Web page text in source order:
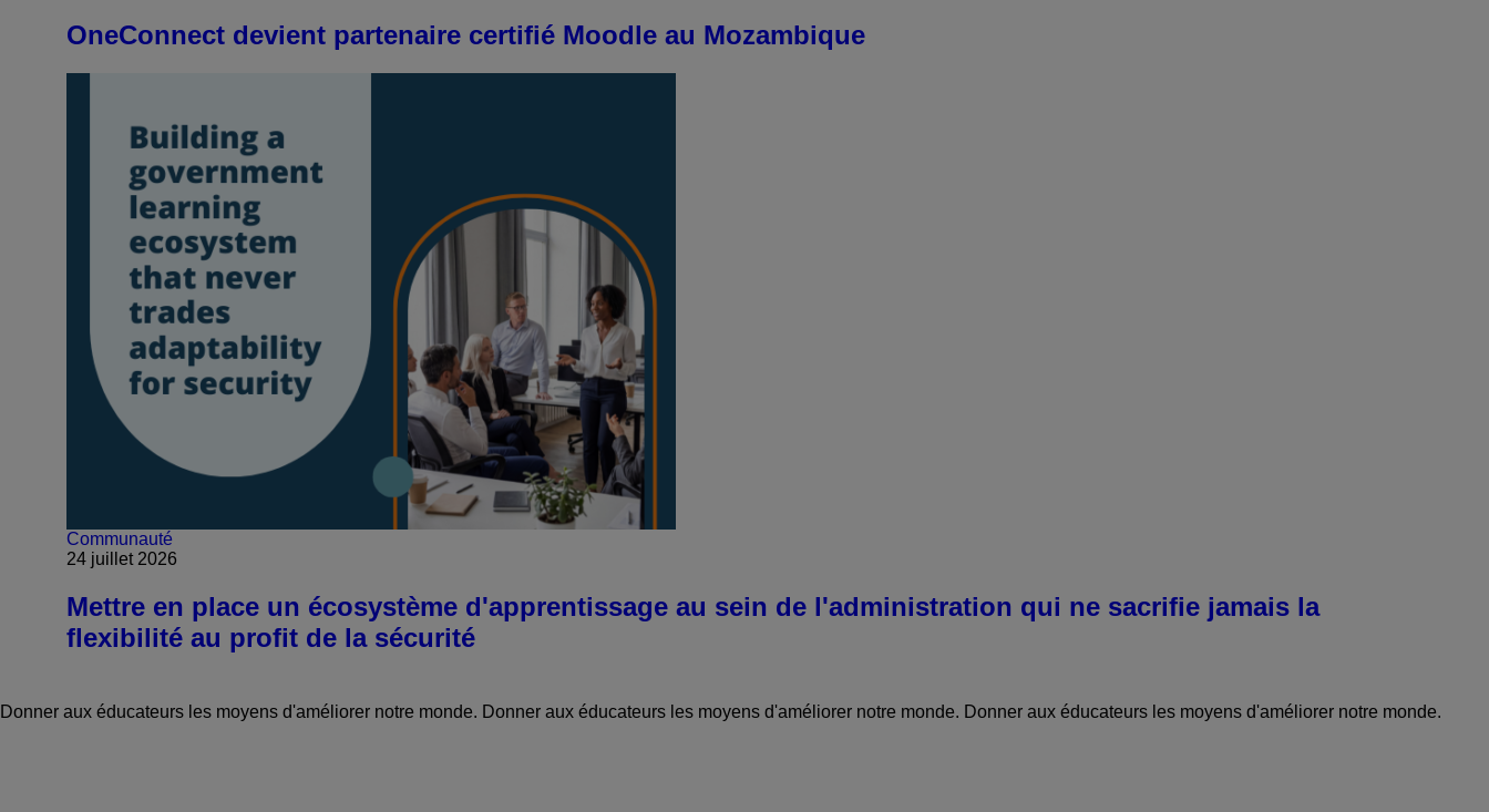
OneConnect devient partenaire certifié Moodle au Mozambique
Communauté
24 juillet 2026
Mettre en place un écosystème d'apprentissage au sein de l'administration qui ne sacrifie jamais la
flexibilité au profit de la sécurité
Donner aux éducateurs les moyens d'améliorer notre monde. Donner aux éducateurs les moyens d'améliorer notre monde. Donner aux éducateurs les moyens d'améliorer notre monde.